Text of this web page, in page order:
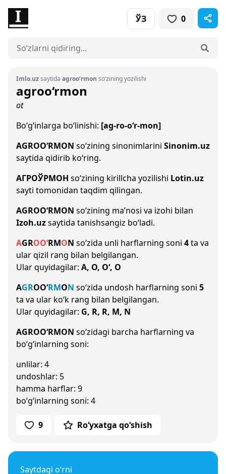
ЎЗ 0
Imlo.uzsaytida agroo‘rmon so‘zining yozilishi
agroo‘rmon
ot
Bo‘g‘inlarga bo‘linishi: [ag-ro-o‘r-mon]
AGROO‘RMON so‘zining sinonimlarini Sinonim.uz
saytida qidirib ko‘ring.
АГРОЎРМОН so‘zining kirillcha yozilishi Lotin.uz
sayti tomonidan taqdim qilingan.
AGROO‘RMON so‘zining ma’nosi va izohi bilan
Izoh.uzsaytida tanishsangiz bo‘ladi.
AGROO‘RMON so‘zida unli harflarning soni 4ta va
ular qizil rang bilan belgilangan.
Ular quyidagilar: A, O, O‘, O
AGROO‘RMON so‘zida undosh harflarning soni 5
ta va ular ko‘k rang bilan belgilangan.
Ular quyidagilar: G, R, R, M, N
AGROO‘RMON so‘zidagi barcha harflarning va
bo‘g‘inlarning soni:
unlilar: 4
undoshlar: 5
hamma harflar: 9
bo‘g‘inlarning soni: 4
9 Ro‘yxatga qo‘shish
Saytdagi o‘rni